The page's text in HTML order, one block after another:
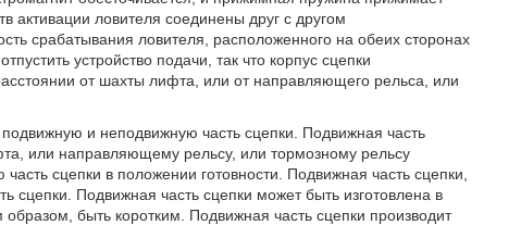
активации ловителя соединены друг с другом
срабатывания ловителя, расположенного на обеих сторонах
устройство подачи, так что корпус сцепки
от шахты лифта, или от направляющего рельса, или
и неподвижную часть сцепки. Подвижная часть
или направляющему рельсу, или тормозному рельсу
сцепки в положении готовности. Подвижная часть сцепки,
Подвижная часть сцепки может быть изготовлена в
быть коротким. Подвижная часть сцепки производит